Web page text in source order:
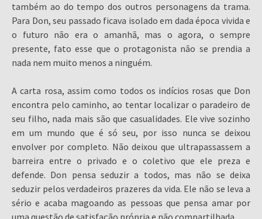
também ao do tempo dos outros personagens da trama.
Para Don, seu passado ficava isolado em dada época vivida e
o futuro não era o amanhã, mas o agora, o sempre
presente, fato esse que o protagonista não se prendia a
nada nem muito menos a ninguém.
A carta rosa, assim como todos os indícios rosas que Don
encontra pelo caminho, ao tentar localizar o paradeiro de
seu filho, nada mais são que casualidades. Ele vive sozinho
em um mundo que é só seu, por isso nunca se deixou
envolver por completo. Não deixou que ultrapassassem a
barreira entre o privado e o coletivo que ele preza e
defende. Don pensa seduzir a todos, mas não se deixa
seduzir pelos verdadeiros prazeres da vida. Ele não se leva a
sério e acaba magoando as pessoas que pensa amar por